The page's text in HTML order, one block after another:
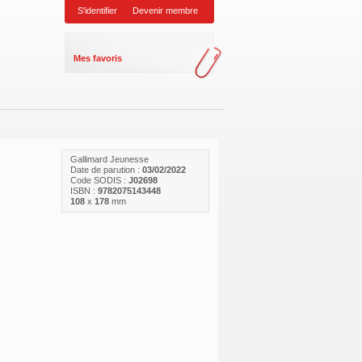
S'identifier Devenir membre
Mes favoris
Gallimard Jeunesse
Date de parution : 03/02/2022
Code SODIS : J02698
ISBN : 9782075143448
108x 178mm